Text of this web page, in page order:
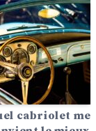
cabriolet me